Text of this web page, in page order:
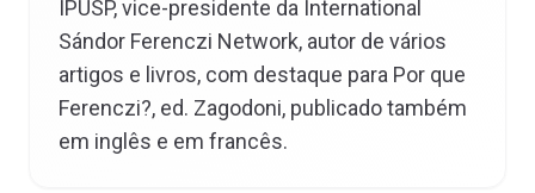
IPUSP, vice-presidente da International
Sándor Ferenczi Network, autor de vários
artigos e livros, com destaque para Por que
Ferenczi?, ed. Zagodoni, publicado também
em inglês e em francês.